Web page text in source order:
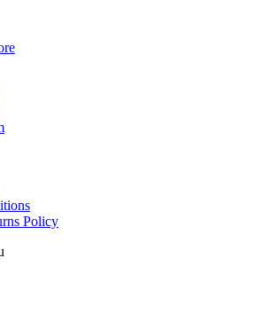
Policy